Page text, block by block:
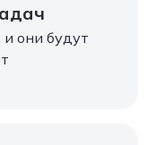
они будут